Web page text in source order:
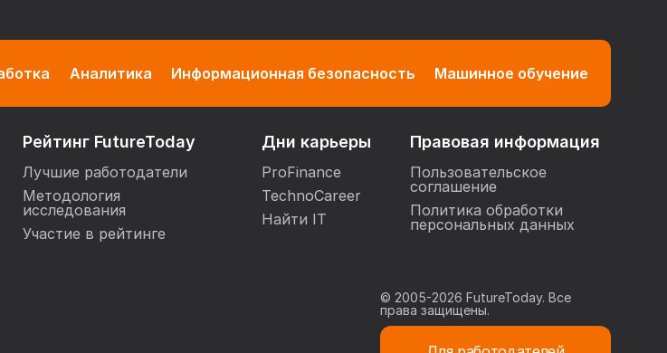
Аналитика Информационная безопасность Машинное обучение
Рейтинг FutureToday
Лучшие работодатели
Методология
исследования
Участие в рейтинге
Дни карьеры
ProFinance
TechnoCareer
Найти IT
Правовая информация
Пользовательское
соглашение
Политика обработки
персональных данных
© 2005-2026 FutureToday. Все
права защищены.